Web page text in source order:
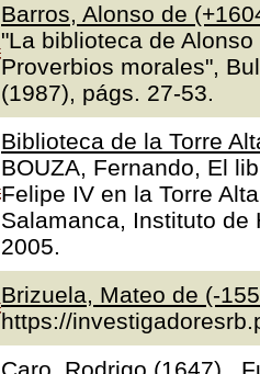
Barros, Alonso de
"La biblioteca de
Proverbios morales",
(1987), págs. 27-53.
Biblioteca de la Torre
BOUZA, Fernando, El
Felipe IV en la Torre
Salamanca, Instituto de
2005.
Brizuela, Mateo de (-
https://